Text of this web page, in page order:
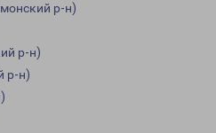
р-н)
р-н)
р-н)